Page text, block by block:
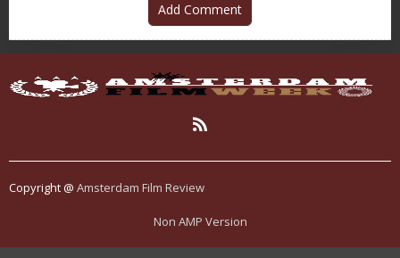
Add Comment
Copyright @ Amsterdam Film Review
Non AMP Version